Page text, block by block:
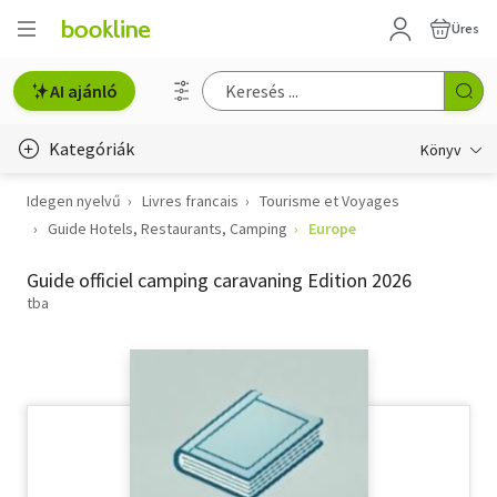
Üres
AI ajánló
Kategóriák Könyv
Életmód, egészség
Gyermek- és ifjúsági
Hobbi, szabadidő
Idegen nyelvű Livres francais
Tourisme et Voyages
Guide Hotels, Restaurants, Camping
Europe
Guide officiel camping caravaning Edition 2026
tba